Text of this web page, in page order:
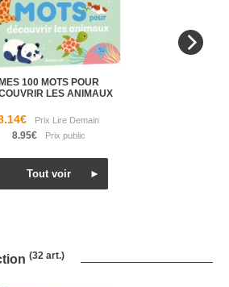
MES 100 MOTS POUR
LES ANIMAUX
8.95€
(32 art.)